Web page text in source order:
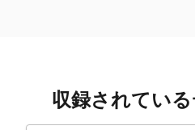
収録されてい